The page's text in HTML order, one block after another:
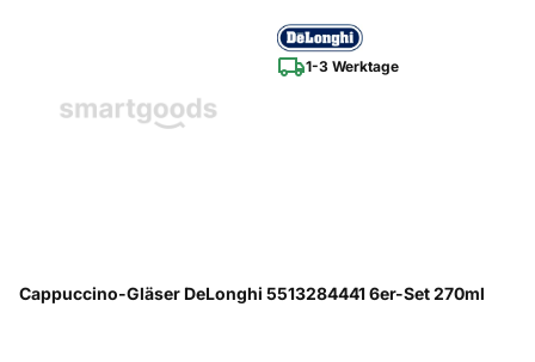
1-3 Werktage
Cappuccino-Gläser DeLonghi 5513284441 6er-Set 270ml